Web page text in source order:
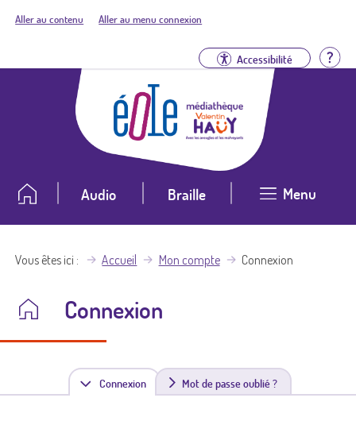
Aller au contenu Aller au menu connexion
Accessibilité
Audio Braille Menu
Vous êtes ici Accueil Mon compte Connexion
Connexion
Connexion(
Mot de passe oublié ?